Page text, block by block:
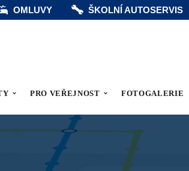
OMLUVY ŠKOLNÍ AUTOSERVIS
PRO VEŘEJNOST FOTOGALERIE